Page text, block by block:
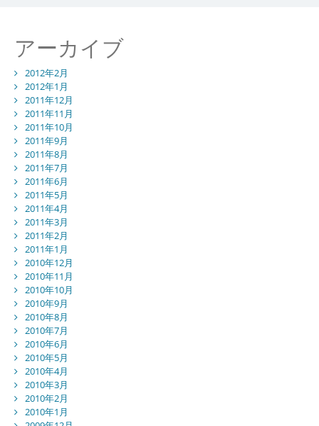
アーカイブ
2012年2月
2012年1月
2011年12月
2011年11月
2011年10月
2011年9月
2011年8月
2011年7月
2011年6月
2011年5月
2011年4月
2011年3月
2011年2月
2011年1月
2010年12月
2010年11月
2010年10月
2010年9月
2010年8月
2010年7月
2010年6月
2010年5月
2010年4月
2010年3月
2010年2月
2010年1月